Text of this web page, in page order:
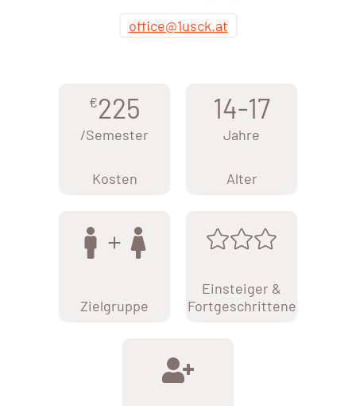
office@1usck.at
€225
/Semester
Kosten
14-17
Jahre
Alter
Zielgruppe
Einsteiger &
Fortgeschrittene